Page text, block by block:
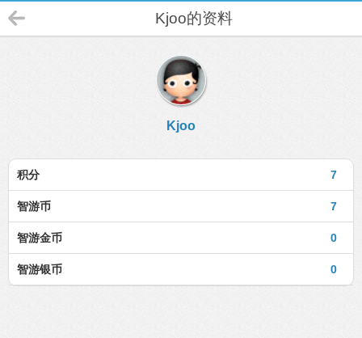
Kjoo的资料
Kjoo
7
积分
7
智游币
0
智游金币
0
智游银币